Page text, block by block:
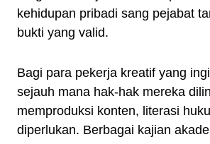
kehidupan pribadi sang pejabat
bukti yang valid.
Bagi para pekerja kreatif yang
sejauh mana hak-hak mereka
memproduksi konten, literasi
diperlukan. Berbagai kajian